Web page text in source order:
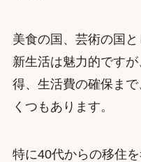
美食の国、芸術の国
新生活は魅力的です
得、生活費の確保ま
くつもあります。
特に40代からの移住